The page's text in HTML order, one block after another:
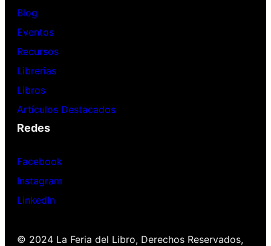
Blog
Eventos
Recursos
Librerias
Libros
Artículos Destacados
Redes
Facebook
Instagram
LinkedIn
© 2024 La Feria del Libro, Derechos Reservados,